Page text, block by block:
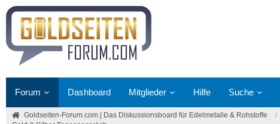
Forum Dashboard Mitglieder Hilfe Suche
Goldseiten-Forum.com | Das Diskussionsboard für Edelmetalle & Rohstoffe